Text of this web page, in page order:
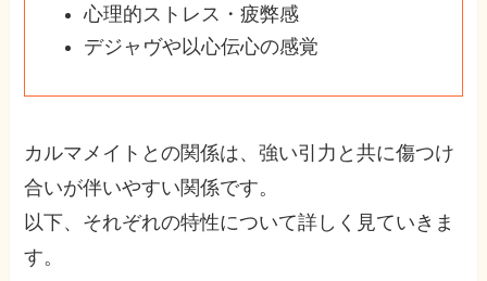
心理的ストレス・疲弊感
デジャヴや以心伝心の感覚
カルマメイトとの関係は、強い引力と共に傷つけ
合いが伴いやすい関係です。
以下、それぞれの特性について詳しく見ていきま
す。